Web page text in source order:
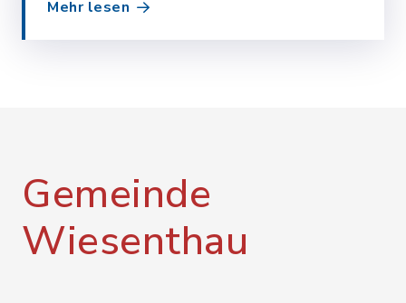
Mehr lesen
Gemeinde
Wiesenthau